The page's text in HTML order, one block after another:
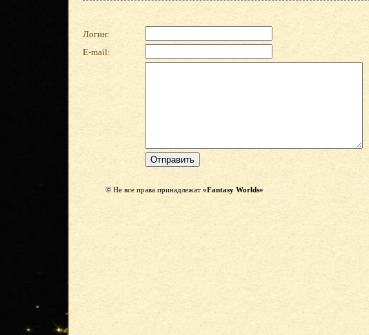
Логин:
E-mail:
© Не все права принадлежат «Fantasy Worlds»